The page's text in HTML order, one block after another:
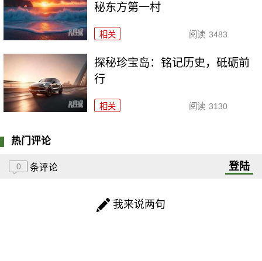
秘东方第一村
相关 阅读 3483
探秘珍宝岛：铭记历史，砥砺前
行
相关 阅读 3130
热门评论
0 条评论 登陆
我来说两句